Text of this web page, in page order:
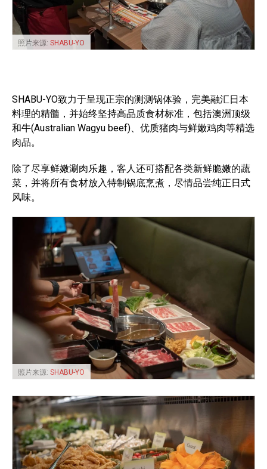
照片来源: SHABU-YO
SHABU-YO致力于呈现正宗的测测锅体验，完美融汇日本
料理的精髓，并始终坚持高品质食材标准，包括澳洲顶级
和牛(Australian Wagyu beef)、优质猪肉与鲜嫩鸡肉等精选
肉品。
除了尽享鲜嫩涮肉乐趣，客人还可搭配各类新鲜脆嫩的蔬
菜，并将所有食材放入特制锅底烹煮，尽情品尝纯正日式
风味。
照片来源: SHABU-YO